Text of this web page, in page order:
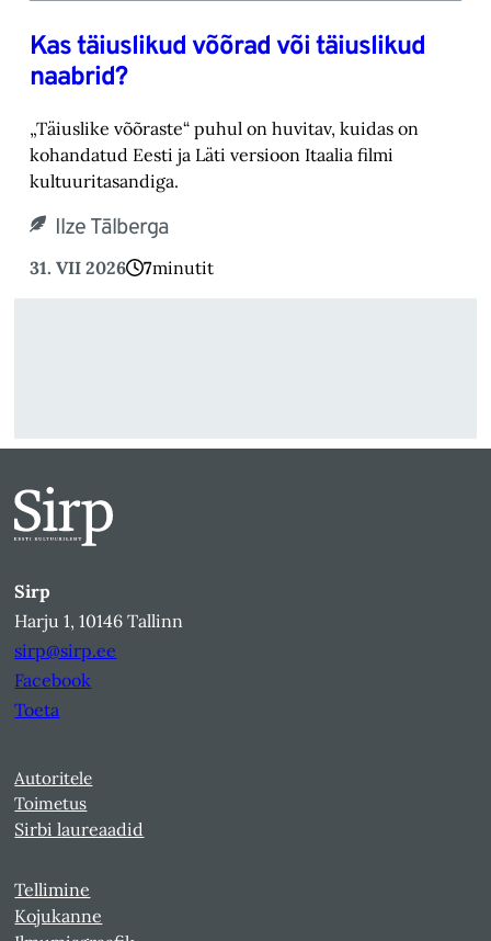
Kas täiuslikud võõrad või täiuslikud
naabrid?
„Täiuslike võõraste“ puhul on huvitav, kuidas on
kohandatud Eesti ja Läti versioon Itaalia filmi
kultuuritasandiga.
Ilze Tālberga
31. VII 2026 7minutit
Sirp
Harju 1, 10146 Tallinn
sirp@sirp.ee
Facebook
Toeta
Autoritele
Toimetus
Sirbi laureaadid
Tellimine
Kojukanne